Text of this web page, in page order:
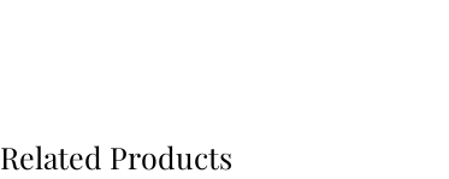
Related Products